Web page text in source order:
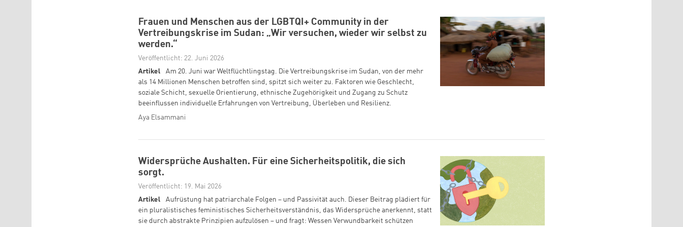
Frauen und Menschen aus der LGBTQI+ Community in der
Vertreibungskrise im Sudan: „Wir versuchen, wieder wir selbst zu
werden.“
Veröffentlicht: 22. Juni 2026
Artikel
Am 20. Juni war Weltflüchtlingstag. Die Vertreibungskrise im Sudan, von der mehr
als 14 Millionen Menschen betroffen sind, spitzt sich weiter zu. Faktoren wie Geschlecht,
soziale Schicht, sexuelle Orientierung, ethnische Zugehörigkeit und Zugang zu Schutz
beeinflussen individuelle Erfahrungen von Vertreibung, Überleben und Resilienz.
Aya Elsammani
Widersprüche Aushalten. Für eine Sicherheitspolitik, die sich
sorgt.
Veröffentlicht: 19. Mai 2026
Artikel
Aufrüstung hat patriarchale Folgen – und Passivität auch. Dieser Beitrag plädiert für
ein pluralistisches feministisches Sicherheitsverständnis, das Widersprüche anerkennt, statt
sie durch abstrakte Prinzipien aufzulösen – und fragt: Wessen Verwundbarkeit schützen